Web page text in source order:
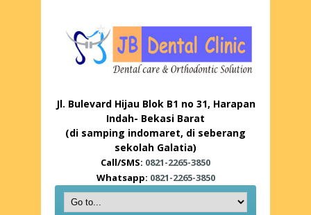
Jl. Bulevard Hijau Blok B1 no 31, Harapan
Indah- Bekasi Barat
(di samping indomaret, di seberang
sekolah Galatia)
Call/SMS: 0821-2265-3850
Whatsapp: 0821-2265-3850